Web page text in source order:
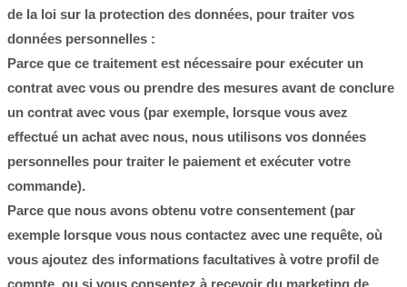
de la loi sur la protection des données, pour traiter vos
données personnelles :
Parce que ce traitement est nécessaire pour exécuter un
contrat avec vous ou prendre des mesures avant de conclure
un contrat avec vous (par exemple, lorsque vous avez
effectué un achat avec nous, nous utilisons vos données
personnelles pour traiter le paiement et exécuter votre
commande).
Parce que nous avons obtenu votre consentement (par
exemple lorsque vous nous contactez avec une requête, où
vous ajoutez des informations facultatives à votre profil de
compte, ou si vous consentez à recevoir du marketing de